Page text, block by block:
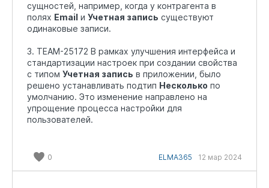
сущностей, например, когда у контрагента в
полях Email и Учетная запись существуют
одинаковые записи.
3. TEAM-25172 В рамках улучшения интерфейса и
стандартизации настроек при создании свойства
с типом Учетная запись в приложении, было
решено устанавливать подтип Несколько по
умолчанию. Это изменение направлено на
упрощение процесса настройки для
пользователей.
0 ELMA365 12 мар 2024